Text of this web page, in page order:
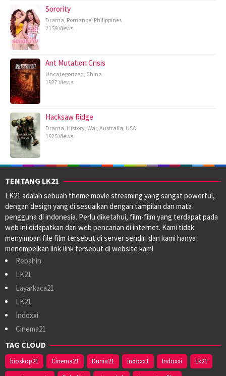
Sorority
Drama, Romance, Philippines
2159 Views
Ant Mutation Crisis
Uncategorized, China
1927 Views
Hacksaw Ridge
Drama, History, War, Australia, USA
1925 Views
TENTANG LK21
LK21 adalah sebuah theme movie streaming yang sangat powerful,
dengan design yang di sesuaikan dengan tampilan dan mata
pengguna di indonesia. Perlu diketahui, film-film yang terdapat pada
web ini didapatkan dari web pencarian di internet. Kami tidak
menyimpan file film tersebut di server sendiri dan kami hanya
menempelkan link-link tersebut di website kami
Rebahin
LK21
Layarkaca21
LK21
Indoxxi
Cinema21
TAG CLOUD
bioskop21 Cinema21 Dunia21 indoxx1 Indoxxi
Lk21